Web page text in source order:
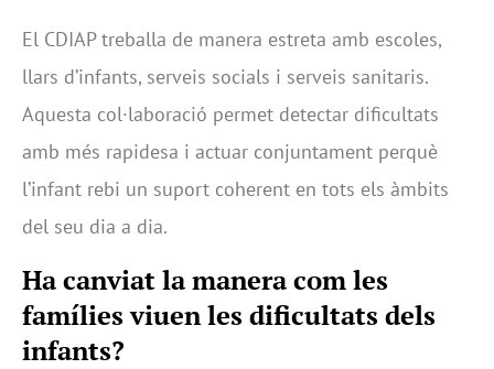
El CDIAP treballa de manera estreta amb escoles,
llars d’infants, serveis socials i serveis sanitaris.
Aquesta col·laboració permet detectar dificultats
amb més rapidesa i actuar conjuntament perquè
l’infant rebi un suport coherent en tots els àmbits
del seu dia a dia.
Ha canviat la manera com les
famílies viuen les dificultats dels
infants?